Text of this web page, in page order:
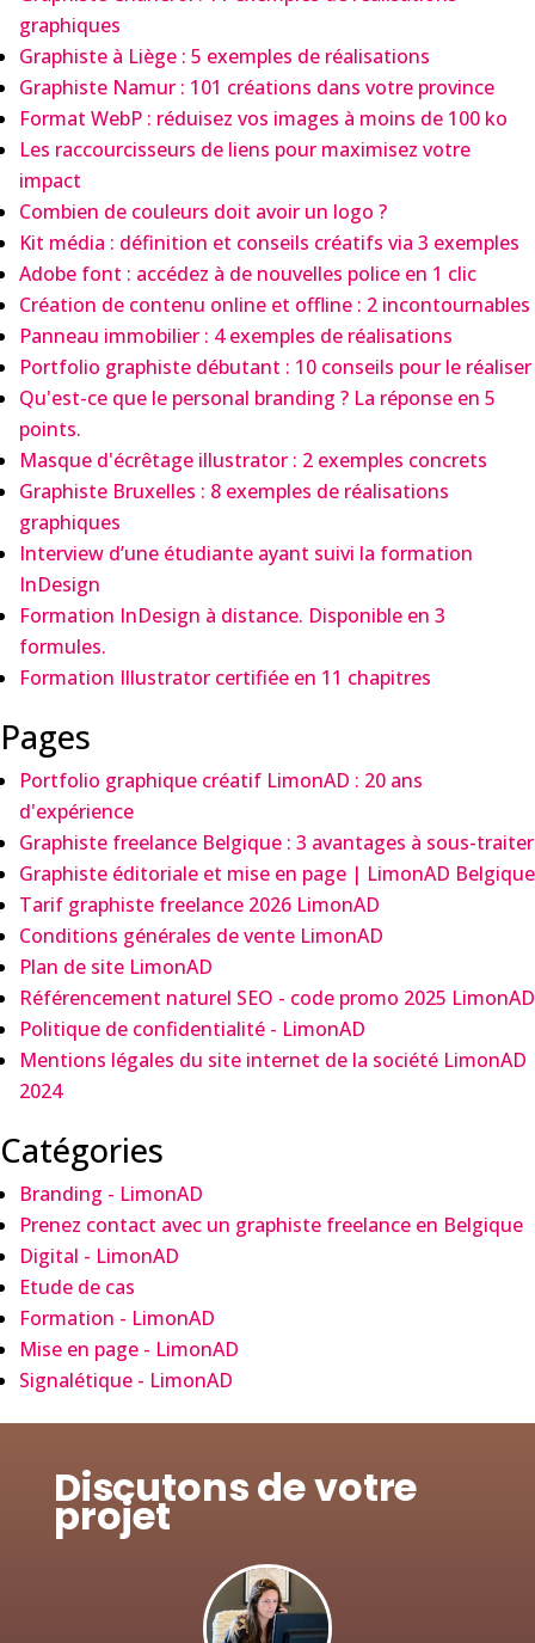
graphiques
Graphiste à Liège : 5 exemples de réalisations
Graphiste Namur : 101 créations dans votre province
Format WebP : réduisez vos images à moins de 100 ko
Les raccourcisseurs de liens pour maximisez votre
impact
Combien de couleurs doit avoir un logo ?
Kit média : définition et conseils créatifs via 3 exemples
Adobe font : accédez à de nouvelles police en 1 clic
Création de contenu online et offline : 2 incontournables
Panneau immobilier : 4 exemples de réalisations
Portfolio graphiste débutant : 10 conseils pour le réaliser
Qu'est-ce que le personal branding ? La réponse en 5
points.
Masque d'écrêtage illustrator : 2 exemples concrets
Graphiste Bruxelles : 8 exemples de réalisations
graphiques
Interview d’une étudiante ayant suivi la formation
InDesign
Formation InDesign à distance. Disponible en 3
formules.
Formation Illustrator certifiée en 11 chapitres
Pages
Portfolio graphique créatif LimonAD : 20 ans
d'expérience
Graphiste freelance Belgique : 3 avantages à sous-traiter
Graphiste éditoriale et mise en page | LimonAD Belgique
Tarif graphiste freelance 2026 LimonAD
Conditions générales de vente LimonAD
Plan de site LimonAD
Référencement naturel SEO - code promo 2025 LimonAD
Politique de confidentialité - LimonAD
Mentions légales du site internet de la société LimonAD
2024
Catégories
Branding - LimonAD
Prenez contact avec un graphiste freelance en Belgique
Digital - LimonAD
Etude de cas
Formation - LimonAD
Mise en page - LimonAD
Signalétique - LimonAD
Discutons de votre
projet